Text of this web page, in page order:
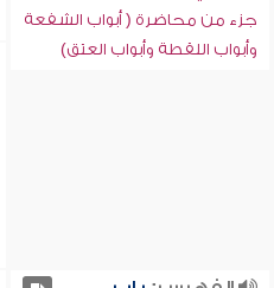
جزء من محاضرة ( أبواب الشفعة
وأبواب اللقطة وأبواب العتق)